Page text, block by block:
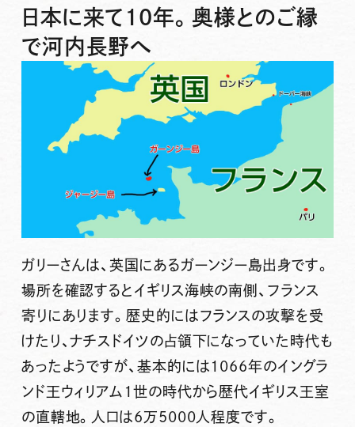
日本に来て10年。奥様とのご縁
で河内長野へ
ガリーさんは、英国にあるガーンジー島出身です。
場所を確認するとイギリス海峡の南側、フランス
寄りにあります。歴史的にはフランスの攻撃を受
けたり、ナチスドイツの占領下になっていた時代も
あったようですが、基本的には1066年のイングラ
ンド王ウィリアム1世の時代から歴代イギリス王室
の直轄地。人口は6万5000人程度です。